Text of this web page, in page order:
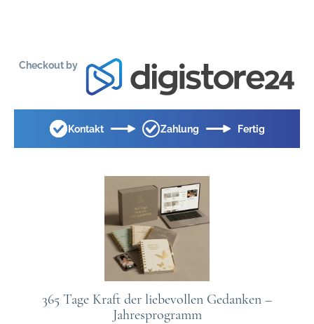
Checkout by
Kontakt Zahlung Fertig
365 Tage Kraft der liebevollen Gedanken –
Jahresprogramm